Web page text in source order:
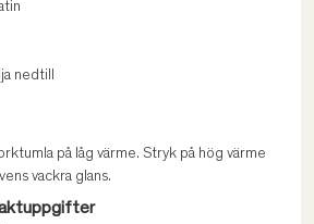
nedtill
på låg värme. Stryk på hög värme
vackra glans.